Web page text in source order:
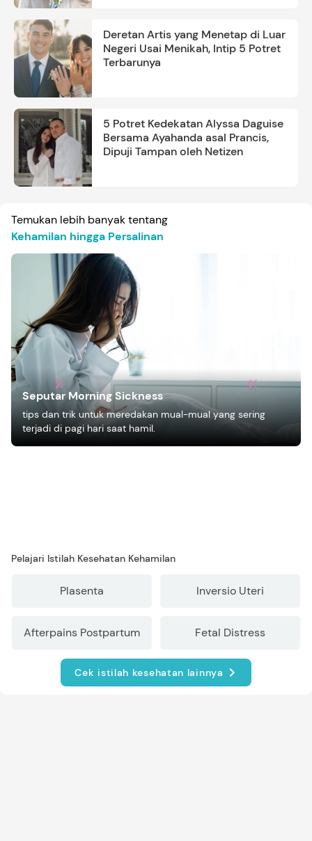
Deretan Artis yang Menetap di Luar
Negeri Usai Menikah, Intip 5 Potret
Terbarunya
5 Potret Kedekatan Alyssa Daguise
Bersama Ayahanda asal Prancis,
Dipuji Tampan oleh Netizen
Temukan lebih banyak tentang
Kehamilan hingga Persalinan
Seputar Morning Sickness
tips dan trik untuk meredakan mual-mual yang sering
terjadi di pagi hari saat hamil.
Pelajari Istilah Kesehatan Kehamilan
Plasenta Inversio Uteri
Afterpains Postpartum Fetal Distress
Cek istilah kesehatan lainnya